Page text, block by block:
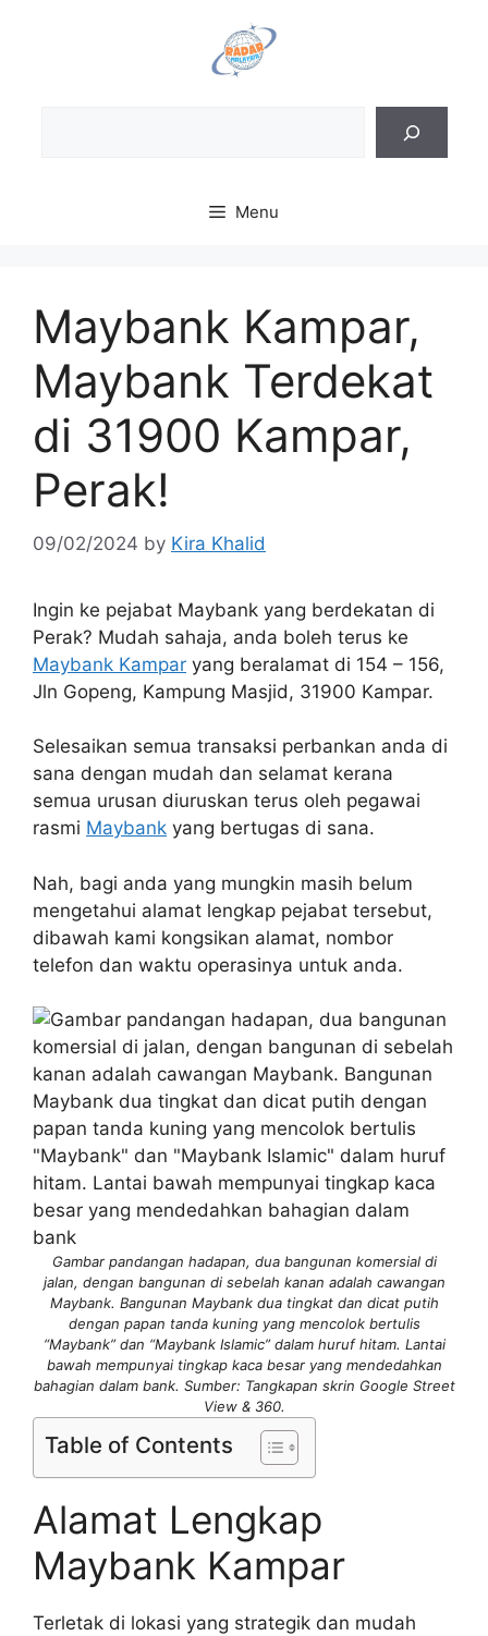
Menu
Maybank Kampar,
Maybank Terdekat
di 31900 Kampar,
Perak!
09/02/2024 by Kira Khalid
Ingin ke pejabat Maybank yang berdekatan di
Perak? Mudah sahaja, anda boleh terus ke
Maybank Kampar yang beralamat di 154 – 156,
Jln Gopeng, Kampung Masjid, 31900 Kampar.
Selesaikan semua transaksi perbankan anda di
sana dengan mudah dan selamat kerana
semua urusan diuruskan terus oleh pegawai
rasmi Maybank yang bertugas di sana.
Nah, bagi anda yang mungkin masih belum
mengetahui alamat lengkap pejabat tersebut,
dibawah kami kongsikan alamat, nombor
telefon dan waktu operasinya untuk anda.
Gambar pandangan hadapan, dua bangunan komersial di
jalan, dengan bangunan di sebelah kanan adalah cawangan
Maybank. Bangunan Maybank dua tingkat dan dicat putih
dengan papan tanda kuning yang mencolok bertulis
“Maybank” dan “Maybank Islamic” dalam huruf hitam. Lantai
bawah mempunyai tingkap kaca besar yang mendedahkan
bahagian dalam bank. Sumber: Tangkapan skrin Google Street
View & 360.
Table of Contents
Alamat Lengkap
Maybank Kampar
Terletak di lokasi yang strategik dan mudah